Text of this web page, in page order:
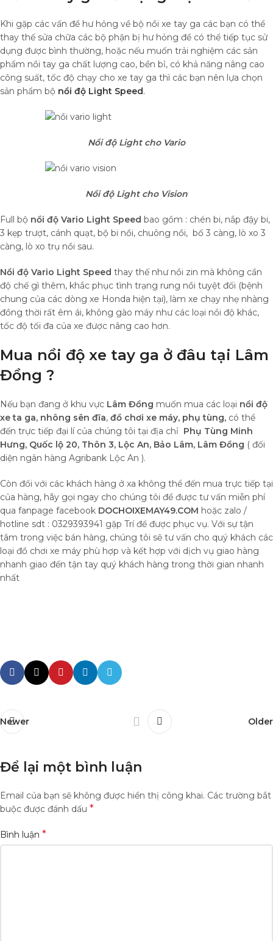
Khi gặp các vấn đề hư hỏng về bộ nồi xe tay ga các bạn có thể
thay thế sửa chữa các bộ phận bị hư hỏng để có thể tiếp tục sử
dụng được bình thường, hoặc nếu muốn trải nghiệm các sản
phẩm nồi tay ga chất lượng cao, bền bỉ, có khả năng nâng cao
công suất, tốc độ chạy cho xe tay ga thì các bạn nên lựa chọn
sản phẩm bộ nồi độ Light Speed.
Nồi độ Light cho Vario
Nồi độ Light cho Vision
Full bộ nồi độ Vario Light Speed bao gồm : chén bi, nắp đậy bi,
3 kẹp trượt, cánh quạt, bộ bi nồi, chuông nồi, bố 3 càng, lò xo 3
càng, lò xo trụ nồi sau.
Nồi độ Vario Light Speed thay thế như nồi zin mà không cần
độ chế gì thêm, khắc phục tình trạng rung nồi tuyệt đối (bệnh
chung của các dòng xe Honda hiện tại), làm xe chạy nhẹ nhàng
đồng thời rất êm ái, không gào máy như các loại nồi độ khác,
tốc độ tối đa của xe được nâng cao hơn.
Mua nồi độ xe tay ga ở đâu tại Lâm
Đồng ?
Nếu bạn đang ở khu vực Lâm Đồng muốn mua các loại nồi độ
xe ta ga, nhông sên đĩa, đồ chơi xe máy, phụ tùng, có thể
đến trực tiếp đại lí của chúng tôi tại địa chỉ Phụ Tùng Minh
Hưng, Quốc lộ 20, Thôn 3, Lộc An, Bảo Lâm, Lâm Đồng ( đối
diện ngân hàng Agribank Lộc An ).
Còn đối với các khách hàng ở xa không thể đến mua trực tiếp tại
của hàng, hãy gọi ngay cho chúng tôi để được tư vấn miễn phí
qua fanpage facebook DOCHOIXEMAY49.COM hoặc zalo /
hotline sdt : 0329393941 gặp Trí để được phục vụ. Với sự tận
tâm trong việc bán hàng, chúng tôi sẽ tư vấn cho quý khách các
loại đồ chơi xe máy phù hợp và kết hợp với dịch vụ giao hàng
nhanh giao đến tận tay quý khách hàng trong thời gian nhanh
nhất
Newer Older
Để lại một bình luận
Email của bạn sẽ không được hiển thị công khai. Các trường bắt
buộc được đánh dấu *
Bình luận *